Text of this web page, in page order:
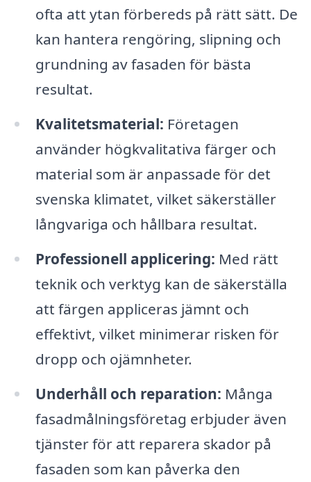
ofta att ytan förbereds på rätt sätt. De
kan hantera rengöring, slipning och
grundning av fasaden för bästa
resultat.
Kvalitetsmaterial: Företagen
använder högkvalitativa färger och
material som är anpassade för det
svenska klimatet, vilket säkerställer
långvariga och hållbara resultat.
Professionell applicering: Med rätt
teknik och verktyg kan de säkerställa
att färgen appliceras jämnt och
effektivt, vilket minimerar risken för
dropp och ojämnheter.
Underhåll och reparation: Många
fasadmålningsföretag erbjuder även
tjänster för att reparera skador på
fasaden som kan påverka den